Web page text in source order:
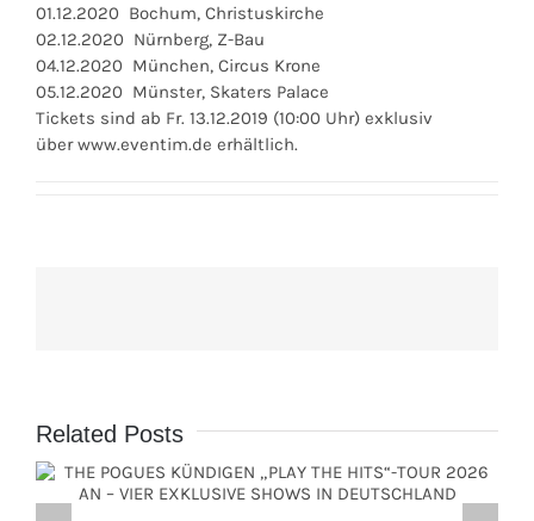
01.12.2020 Bochum, Christuskirche
02.12.2020 Nürnberg, Z-Bau
04.12.2020 München, Circus Krone
05.12.2020 Münster, Skaters Palace
Tickets sind ab Fr. 13.12.2019 (10:00 Uhr) exklusiv
über www.eventim.de erhältlich.
Related Posts